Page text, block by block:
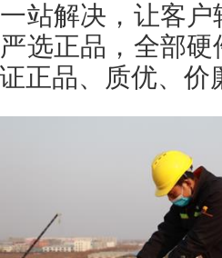
站解决，让客
选正品，全部
正品、质优、价